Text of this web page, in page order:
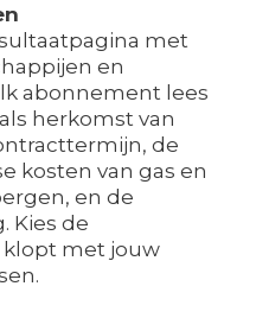
met
en
abonnement lees
herkomst van
de
kosten van gas en
en de
Kies de
klopt met jouw